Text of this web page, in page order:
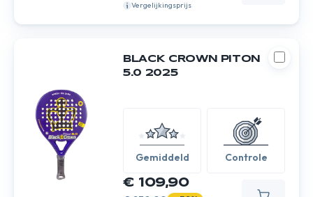
Vergelijkingsprijs
BLACK CROWN PITON
5.0 2025
Gemiddeld Controle
€ 109,90